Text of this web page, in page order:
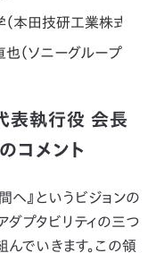
本田技研工業株式会社
（ソニーグループ株式
表執行役 会長
コメント
へ』というビジョンの
ダプタビリティの三つ
んでいきます。この領